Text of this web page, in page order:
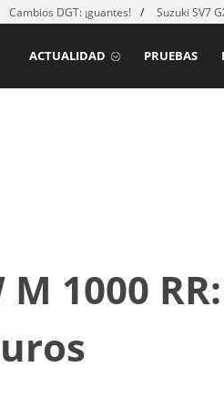
Cambios DGT: ¡guantes! Suzuki SV7
PRUEBAS
ACTUALIDAD
1000